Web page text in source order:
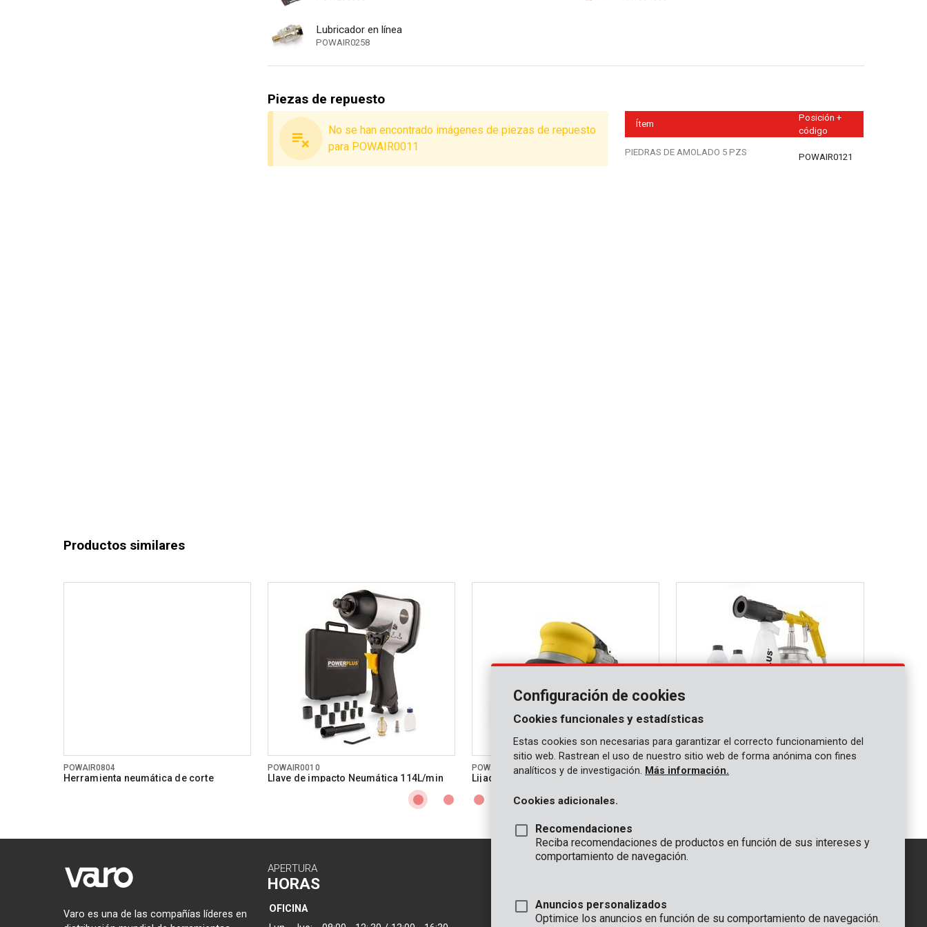
Lubricador en línea
POWAIR0258
Piezas de repuesto
No se han encontrado imágenes de piezas de repuesto
para POWAIR0011
Ítem
Posición +
código
PIEDRAS DE AMOLADO 5 PZS POWAIR0121
Productos similares
POWAIR0804
Herramienta neumática de corte
POWAIR0010
Llave de impacto Neumática 114L/min
POWAIR0013
Lijadora excéntrica Neumático
POWAIR0014
Chorreador de arena Neumática
Varo es una de las compañías líderes en
APERTURA
HORAS
OFICINA
OFICINA
GENERAL
Configuración de cookies
Cookies funcionales y estadísticas
Estas cookies son necesarias para garantizar el correcto funcionamiento del
sitio web. Rastrean el uso de nuestro sitio web de forma anónima con fines
analíticos y de investigación. Más información.
Cookies adicionales.
Recomendaciones
Reciba recomendaciones de productos en función de sus intereses y
comportamiento de navegación.
Anuncios personalizados
Optimice los anuncios en función de su comportamiento de navegación.